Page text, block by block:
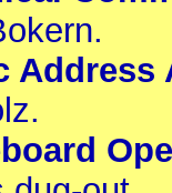
Address